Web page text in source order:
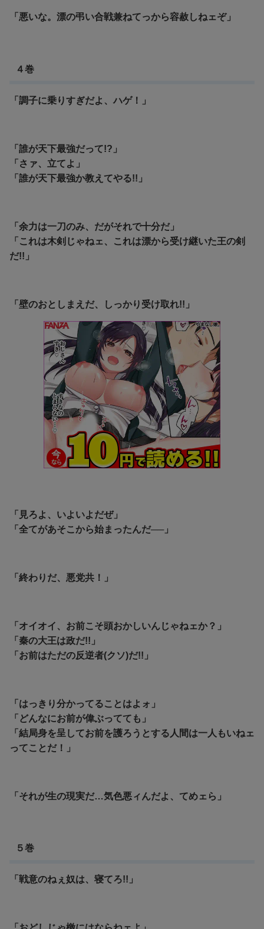
「悪いな。漂の弔い合戦兼ねてっから容赦しねェぞ」
４巻
「調子に乗りすぎだよ、ハゲ！」
「誰が天下最強だって!?」
「さァ、立てよ」
「誰が天下最強か教えてやる!!」
「余力は一刀のみ、だがそれで十分だ」
「これは木剣じゃねェ、これは漂から受け継いた王の剣
だ!!」
「壁のおとしまえだ、しっかり受け取れ!!」
「見ろよ、いよいよだぜ」
「全てがあそこから始まったんだ──」
「終わりだ、悪党共！」
「オイオイ、お前こそ頭おかしいんじゃねェか？」
「秦の大王は政だ!!」
「お前はただの反逆者(クソ)だ!!」
「はっきり分かってることはよォ」
「どんなにお前が偉ぶってても」
「結局身を呈してお前を護ろうとする人間は一人もいねェ
ってことだ！」
「それが生の現実だ…気色悪ィんだよ、てめェら」
５巻
「戦意のねぇ奴は、寝てろ!!」